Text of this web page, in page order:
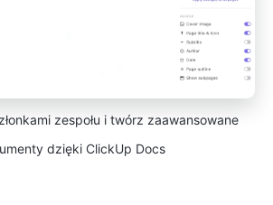
zespołu i twórz zaawansowane
dzięki ClickUp Docs